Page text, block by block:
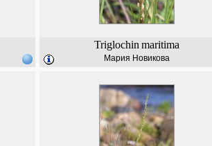
Triglochin maritima
Мария Новикова